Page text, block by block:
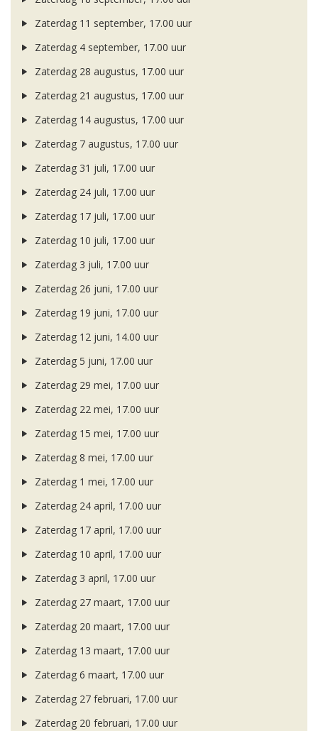
Zaterdag 11 september, 17.00 uur
Zaterdag 4 september, 17.00 uur
Zaterdag 28 augustus, 17.00 uur
Zaterdag 21 augustus, 17.00 uur
Zaterdag 14 augustus, 17.00 uur
Zaterdag 7 augustus, 17.00 uur
Zaterdag 31 juli, 17.00 uur
Zaterdag 24 juli, 17.00 uur
Zaterdag 17 juli, 17.00 uur
Zaterdag 10 juli, 17.00 uur
Zaterdag 3 juli, 17.00 uur
Zaterdag 26 juni, 17.00 uur
Zaterdag 19 juni, 17.00 uur
Zaterdag 12 juni, 14.00 uur
Zaterdag 5 juni, 17.00 uur
Zaterdag 29 mei, 17.00 uur
Zaterdag 22 mei, 17.00 uur
Zaterdag 15 mei, 17.00 uur
Zaterdag 8 mei, 17.00 uur
Zaterdag 1 mei, 17.00 uur
Zaterdag 24 april, 17.00 uur
Zaterdag 17 april, 17.00 uur
Zaterdag 10 april, 17.00 uur
Zaterdag 3 april, 17.00 uur
Zaterdag 27 maart, 17.00 uur
Zaterdag 20 maart, 17.00 uur
Zaterdag 13 maart, 17.00 uur
Zaterdag 6 maart, 17.00 uur
Zaterdag 27 februari, 17.00 uur
Zaterdag 20 februari, 17.00 uur